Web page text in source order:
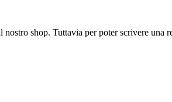
shop. Tuttavia per poter scrivere una